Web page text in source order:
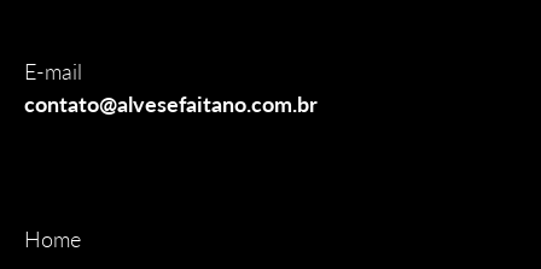
E-mail
contato@alvesefaitano.com.br
Home